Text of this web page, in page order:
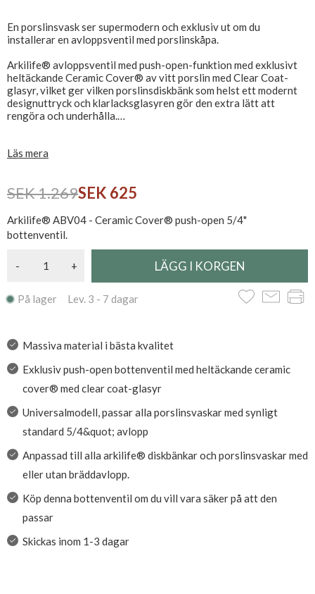
En porslinsvask ser supermodern och exklusiv ut om du
installerar en avloppsventil med porslinskåpa.
Arkilife® avloppsventil med push-open-funktion med exklusivt
heltäckande Ceramic Cover® av vitt porslin med Clear Coat-
glasyr, vilket ger vilken porslinsdiskbänk som helst ett modernt
designuttryck och klarlacksglasyren gör den extra lätt att
rengöra och underhålla.
Passar alla porslinsvaskar med synligt 4/5" standardavlopp.
Läs mera
SEK 1.269SEK 625
Arkilife® ABV04 - Ceramic Cover® push-open 5/4"
bottenventil.
- +
På lager Lev. 3 - 7 dagar
Massiva material i bästa kvalitet
Exklusiv push-open bottenventil med heltäckande ceramic
cover® med clear coat-glasyr
Universalmodell, passar alla porslinsvaskar med synligt
standard 5/4&quot; avlopp
Anpassad till alla arkilife® diskbänkar och porslinsvaskar med
eller utan bräddavlopp.
Köp denna bottenventil om du vill vara säker på att den
passar
Skickas inom 1-3 dagar